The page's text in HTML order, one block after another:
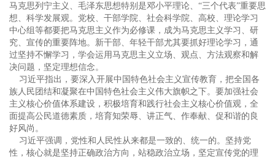
马克思列宁主义、毛泽东思想特别是邓小平理论、“三个代表”重要思
想、科学发展观。党校、干部学院、社会科学院、高校、理论学习
中心组等都要把马克思主义作为必修课，成为马克思主义学习、研
究、宣传的重要阵地。新干部、年轻干部尤其要抓好理论学习，通
过坚持不懈学习，学会运用马克思主义立场、观点、方法观察和解
决问题，坚定理想信念。
习近平指出，要深入开展中国特色社会主义宣传教育，把全国各
族人民团结和凝聚在中国特色社会主义伟大旗帜之下。要加强社会
主义核心价值体系建设，积极培育和践行社会主义核心价值观，全
面提高公民道德素质，培育知荣辱、讲正气、作奉献、促和谐的良
好风尚。
习近平强调，党性和人民性从来都是一致的、统一的。坚持党
性，核心就是坚持正确政治方向，站稳政治立场，坚定宣传党的理